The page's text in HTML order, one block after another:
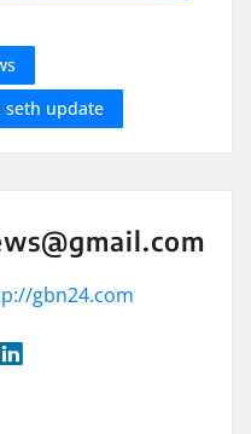
seth update
gbn24.com